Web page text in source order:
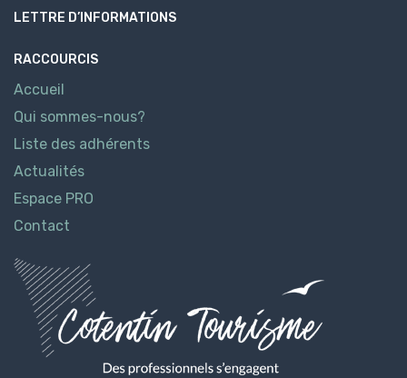
LETTRE D’INFORMATIONS
RACCOURCIS
Accueil
Qui sommes-nous?
Liste des adhérents
Actualités
Espace PRO
Contact